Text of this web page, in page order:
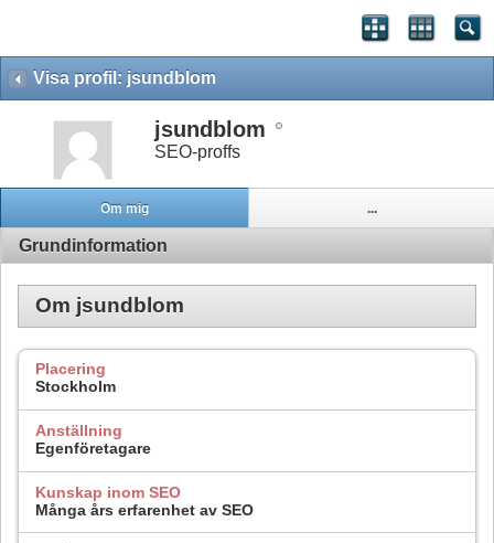
Visa profil: jsundblom
jsundblom
SEO-proffs
Om mig ...
Grundinformation
Om jsundblom
Placering
Stockholm
Anställning
Egenföretagare
Kunskap inom SEO
Många års erfarenhet av SEO